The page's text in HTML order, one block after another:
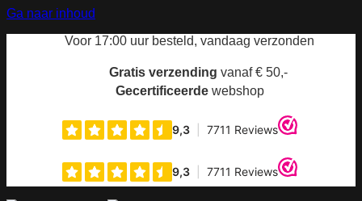
Ga naar inhoud
Voor 17:00 uur besteld, vandaag verzonden
Gratis verzending vanaf € 50,-
Gecertificeerdewebshop